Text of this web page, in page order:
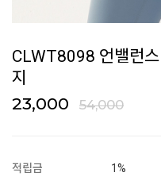
CLWT8098 언밸런
지
23,000 54,000
적립금
1%